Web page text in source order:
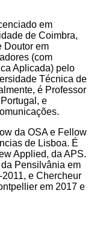
em
de Coimbra,
Doutor em
(com
Aplicada) pelo
Técnica de
é Professor
e
da OSA e Fellow
de Lisboa. É
Applied, da APS.
Pensilvânia em
e Chercheur
em 2017 e